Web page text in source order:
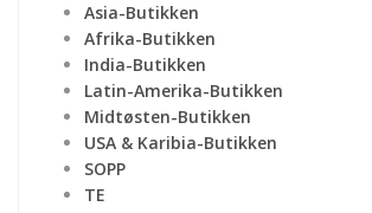
Asia-Butikken
Afrika-Butikken
India-Butikken
Latin-Amerika-Butikken
Midtøsten-Butikken
USA & Karibia-Butikken
SOPP
TE